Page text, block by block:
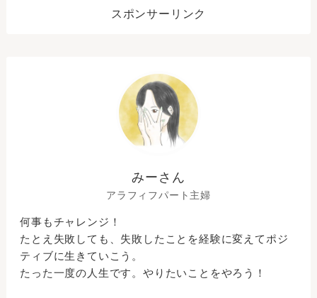
スポンサーリンク
みーさん
アラフィフパート主婦
何事もチャレンジ！
たとえ失敗しても、失敗したことを経験に変えてポジ
ティブに生きていこう。
たった一度の人生です。やりたいことをやろう！